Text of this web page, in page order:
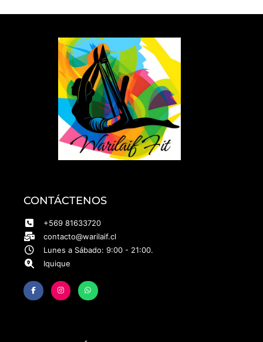
CONTÁCTENOS
+569 81633720
contacto@warilaif.cl
Lunes a Sábado: 9:00 - 21:00.
Iquique